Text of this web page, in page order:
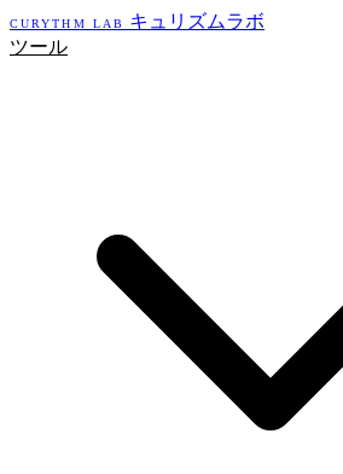
CURYTHM LAB
キュリズムラボ
ツール